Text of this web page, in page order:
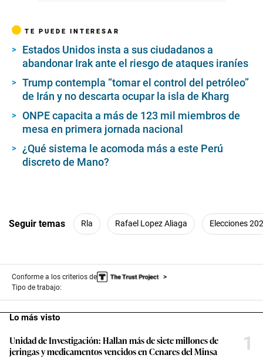
TE PUEDE INTERESAR
Estados Unidos insta a sus ciudadanos a
abandonar Irak ante el riesgo de ataques iraníes
Trump contempla “tomar el control del petróleo”
de Irán y no descarta ocupar la isla de Kharg
ONPE capacita a más de 123 mil miembros de
mesa en primera jornada nacional
¿Qué sistema le acomoda más a este Perú
discreto de Mano?
Seguir temas Rla Rafael Lopez Aliaga Elecciones
Conforme a los criterios de
Tipo de trabajo:
Lo más visto
Unidad de Investigación: Hallan más de siete millones de
jeringas y medicamentos vencidos en Cenares del Minsa
1